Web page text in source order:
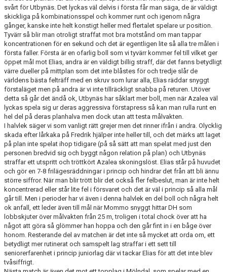
KONTAKT
svårt för Utbynäs. Det lyckas väl delvis i första får man säga, de är väldigt
skickliga på kombinationsspel och kommer runt och igenom några
gånger, kanske inte helt konstigt heller med flertalet spelare ur position.
Tyvärr så blir man otroligt straffat mot bra motstånd om man tappar
koncentrationen för en sekund och det är egentligen lite så alla tre målen i
första faller. Första är en ofarlig boll som vi tyvärr kommer fel till vilket ger
öppet mål mot Elias, andra är en väldigt billig straff, där det fanns betydligt
värre dueller på mittplan som det inte blåstes för och tredje slår de
världens bästa felträff med en skruv som lurar alla, Elias räddar snyggt
förstaläget men på andra är vi inte tillräckligt snabba på returen. Utöver
detta så går det ändå ok, Utbynäs har såklart mer boll, men när Azalea väl
lyckas spela sig ur deras aggressiva förstapress så kan man rulla runt en
hel del på deras planhalva men dock utan att testa målvakten.
I halvlek säger vi som vanligt rätt grejer men det rinner ifrån i andra. Olycklig
skada efter lårkaka på Fredrik hjälper inte heller till, och det märks att laget
på plan inte spelat ihop tidigare (på så sätt att man spelat med just den
personen bredvid sig och byggt någon relation på plan) och Utbynäs
straffar ett utspritt och tröttkört Azalea skoningslöst. Elias står på huvudet
och gör en 7-8 frilägesräddningar i princip och hindrar det från att bli ännu
större siffror. När man blir trött blir det också fler felbeslut, man är inte helt
koncentrerad eller står lite fel i försvaret och det är väl i princip så alla mål
går till. Men i perioder har vi även i denna halvlek en del boll och några helt
ok anfall, ett leder även till mål när Mommo snyggt hittar DH som
lobbskjuter över målvakten från 25 m, troligen i total chock över att ha
något att göra så glömmer han hoppa och den går fint in i en båge över
honom. Resterande del av matchen är det inte så mycket att orda om, ett
betydligt mer rutinerat och samspelt lag straffar i ett sett till
seniorerfarenhet i princip juniorlag där vi tackar Elias för att det inte blev
tvåsiffrigt.